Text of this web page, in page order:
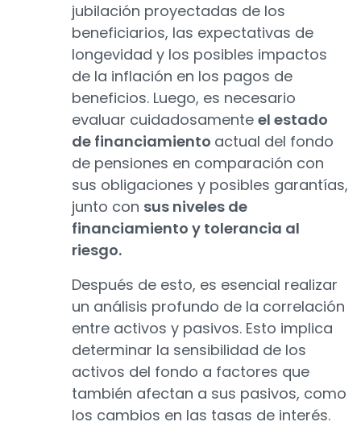
jubilación proyectadas de los
beneficiarios, las expectativas de
longevidad y los posibles impactos
de la inflación en los pagos de
beneficios. Luego, es necesario
evaluar cuidadosamente el estado
de financiamiento actual del fondo
de pensiones en comparación con
sus obligaciones y posibles garantías,
junto con sus niveles de
financiamiento y tolerancia al
riesgo.
Después de esto, es esencial realizar
un análisis profundo de la correlación
entre activos y pasivos. Esto implica
determinar la sensibilidad de los
activos del fondo a factores que
también afectan a sus pasivos, como
los cambios en las tasas de interés.